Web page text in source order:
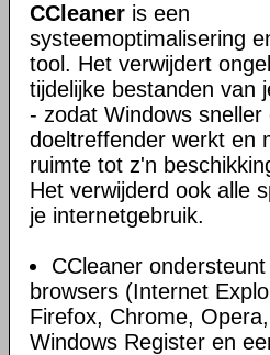
CCleaner is een
systeemoptimalisering
tool. Het verwijdert
tijdelijke bestanden van
- zodat Windows sneller
doeltreffender werkt en
ruimte tot z'n
Het verwijderd ook alle
je internetgebruik.
CCleaner
browsers (Internet
Firefox, Chrome,
Windows Register en